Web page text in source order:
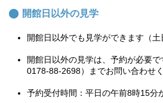
開館日以外の見学
開館日以外でも見学ができます（土
開館日以外の見学は、予約が必要で
0178-88-2698）までお問い合わせく
予約受付時間：平日の午前8時15分